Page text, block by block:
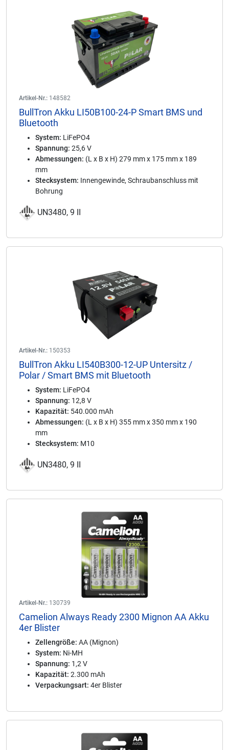
Artikel-Nr.: 148582
BullTron Akku LI50B100-24-P Smart BMS und
Bluetooth
System: LiFePO4
Spannung: 25,6 V
Abmessungen: (L x B x H) 279 mm x 175 mm x 189
mm
Stecksystem: Innengewinde, Schraubanschluss mit
Bohrung
UN3480, 9 II
Artikel-Nr.: 150353
BullTron Akku LI540B300-12-UP Untersitz /
Polar / Smart BMS mit Bluetooth
System: LiFePO4
Spannung: 12,8 V
Kapazität: 540.000 mAh
Abmessungen: (L x B x H) 355 mm x 350 mm x 190
mm
Stecksystem: M10
UN3480, 9 II
Artikel-Nr.: 130739
Camelion Always Ready 2300 Mignon AA Akku
4er Blister
Zellengröße: AA (Mignon)
System: Ni-MH
Spannung: 1,2 V
Kapazität: 2.300 mAh
Verpackungsart: 4er Blister